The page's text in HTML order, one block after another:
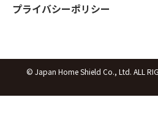
プライバシーポリシー
© Japan Home Shield Co., Ltd. ALL